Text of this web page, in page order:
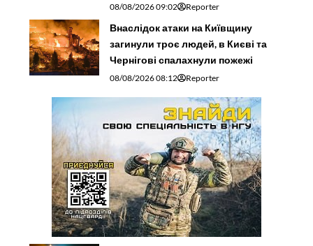
08/08/2026 09:02 Reporter
Внаслідок атаки на Київщину
загинули троє людей, в Києві та
Чернігові спалахнули пожежі
08/08/2026 08:12 Reporter